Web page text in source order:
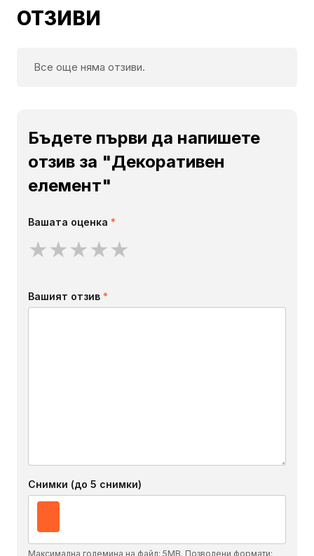
ОТЗИВИ
Все още няма отзиви.
Бъдете първи да напишете
отзив за "Декоративен
елемент"
Вашата оценка *
★★★★★
Вашият отзив *
Снимки (до 5 снимки)
Максимална големина на файл: 5MB. Позволени формати: